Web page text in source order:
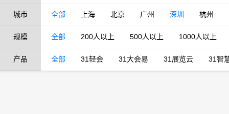
城市 全部 上海 北京 广州 深圳 杭州
规模 全部 200人以上 500人以上 1000人以上
产品 全部 31轻会 31大会易 31展览云 31智